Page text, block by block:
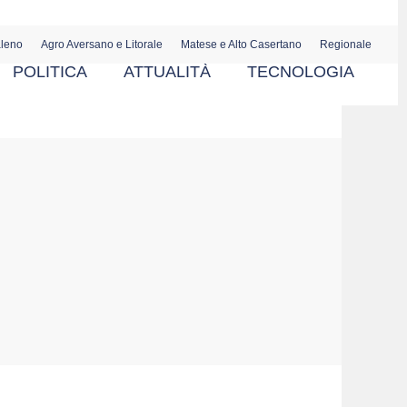
Agro Aversano e Litorale Matese e Alto Casertano Regionale
POLITICA ATTUALITÀ TECNOLOGIA